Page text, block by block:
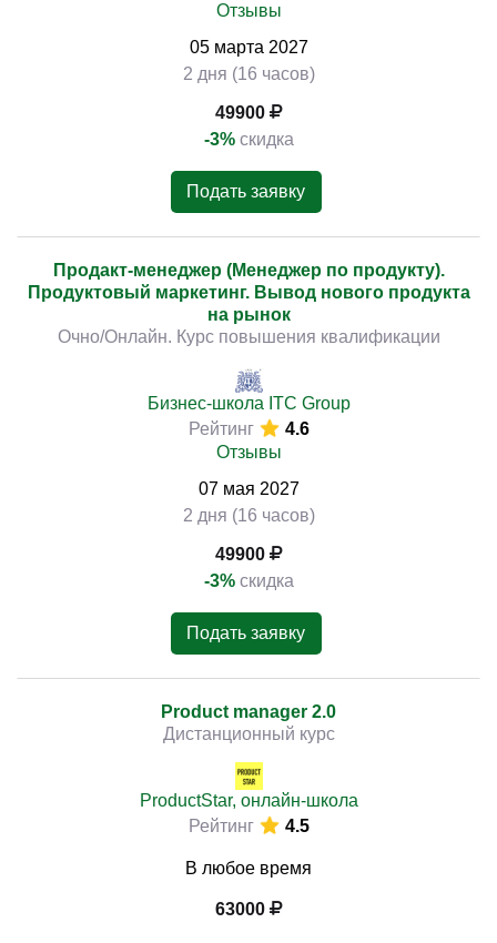
Отзывы
05 марта 2027
2 дня (16 часов)
49900
-3% скидка
Подать заявку
Продакт-менеджер (Менеджер по продукту).
Продуктовый маркетинг. Вывод нового продукта
на рынок
Очно/Онлайн. Курс повышения квалификации
Бизнес-школа ITC Group
Рейтинг
4.6
Отзывы
07 мая 2027
2 дня (16 часов)
49900
-3% скидка
Подать заявку
Product manager 2.0
Дистанционный курс
ProductStar, онлайн-школа
Рейтинг
4.5
В любое время
63000